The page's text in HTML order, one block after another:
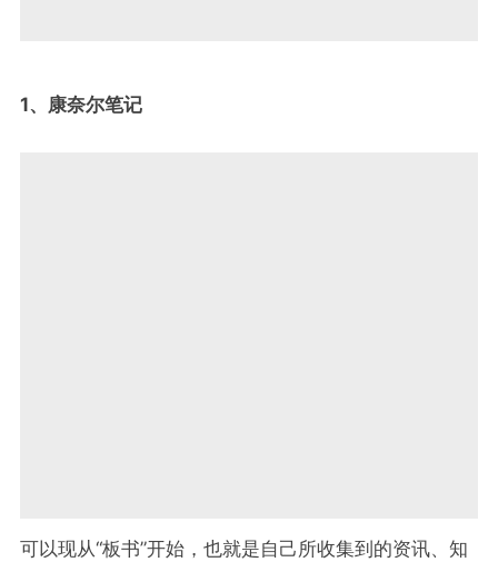
1、康奈尔笔记
可以现从“板书”开始，也就是自己所收集到的资讯、知